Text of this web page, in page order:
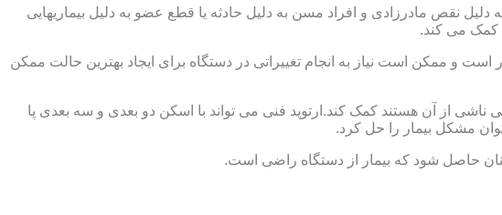
نقص مادرزادی و افراد مسن به دلیل حادثه یا قطع عضو به دلیل بیماریهایی
کمک می کند.
و ممکن است نیاز به انجام تغییراتی در دستگاه برای ایجاد بهترین حالت ممکن
ناشی از آن هستند کمک کند.ارتوپد فنی می تواند با اسکن دو بعدی و سه بعدی پا
مشکل بیمار را حل کرد.
حاصل شود که بیمار از دستگاه راضی است.